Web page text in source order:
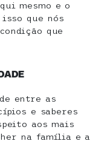
mesmo e o
que nós
que
entre as
e saberes
aos mais
na família e a